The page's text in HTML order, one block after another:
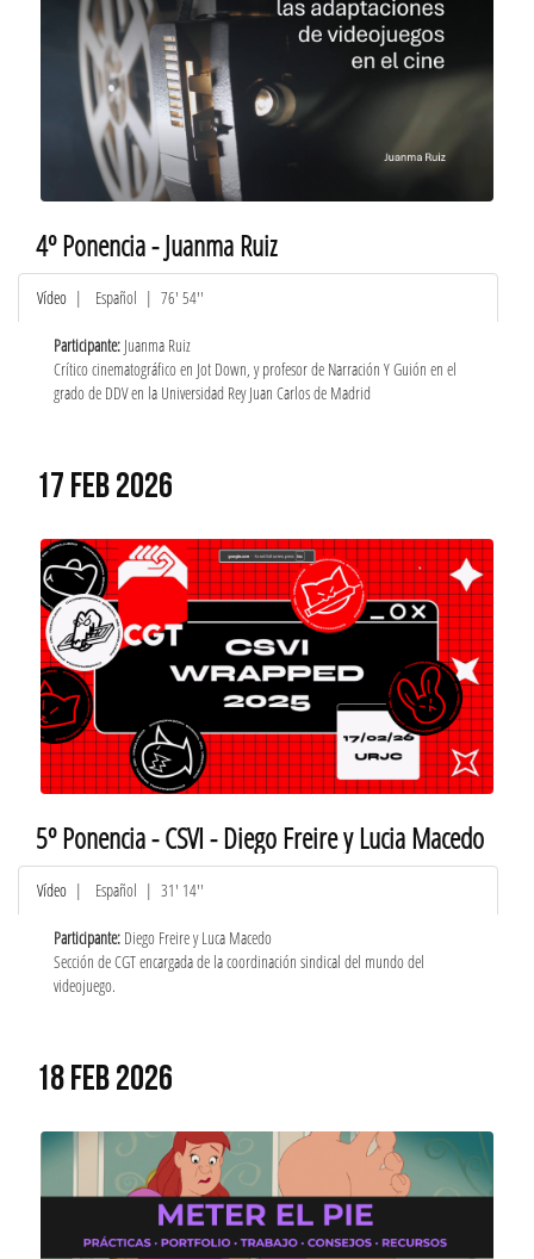
4º Ponencia - Juanma Ruiz
Vídeo | Español | 76' 54''
Participante: Juanma Ruiz
Crítico cinematográfico en Jot Down, y profesor de Narración Y Guión en el
grado de DDV en la Universidad Rey Juan Carlos de Madrid
17 FEB 2026
5º Ponencia - CSVI - Diego Freire y Lucia Macedo
Vídeo | Español | 31' 14''
Participante: Diego Freire y Luca Macedo
Sección de CGT encargada de la coordinación sindical del mundo del
videojuego.
18 FEB 2026